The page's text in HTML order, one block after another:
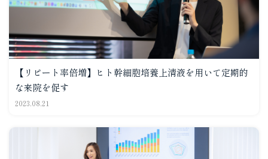
【リピート率倍増】ヒト幹細胞培養上清液を用いて定期的
な来院を促す
2023.08.21